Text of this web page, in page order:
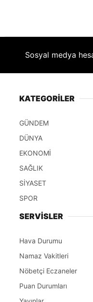
Sosyal medya
KATEGORİLER
GÜNDEM
DÜNYA
EKONOMİ
SAĞLIK
SİYASET
SPOR
SERVİSLER
Hava Durumu
Namaz Vakitleri
Nöbetçi Eczaneler
Puan Durumları